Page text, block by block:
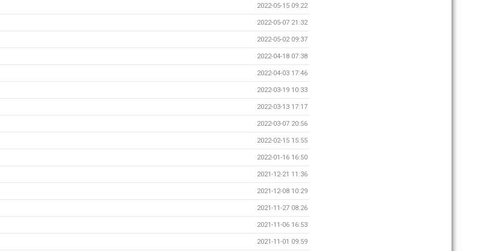
2022-05-15 09:22
2022-05-07 21:32
2022-05-02 09:37
2022-04-18 07:38
2022-04-03 17:46
2022-03-19 10:33
2022-03-13 17:17
2022-03-07 20:56
2022-02-15 15:55
2022-01-16 16:50
2021-12-21 11:36
2021-12-08 10:29
2021-11-27 08:26
2021-11-06 16:53
2021-11-01 09:59